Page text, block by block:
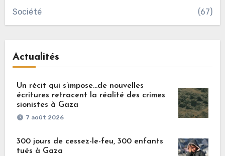
Société (67)
Actualités
Un récit qui s’impose…de nouvelles
écritures retracent la réalité des crimes
sionistes à Gaza
7 août 2026
300 jours de cessez-le-feu, 300 enfants
tués à Gaza